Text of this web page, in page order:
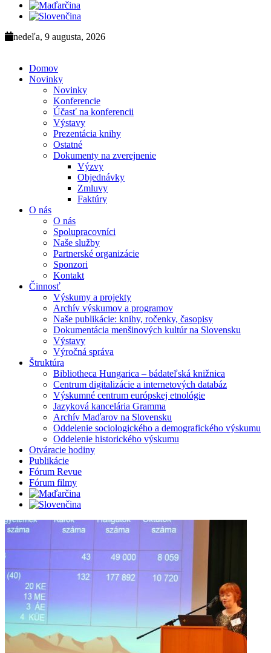
nedeľa, 9 augusta, 2026
Domov
Novinky
Novinky
Konferencie
Účasť na konferencii
Výstavy
Prezentácia knihy
Ostatné
Dokumenty na zverejnenie
Výzvy
Objednávky
Zmluvy
Faktúry
O nás
O nás
Spolupracovníci
Naše služby
Partnerské organizácie
Sponzori
Kontakt
Činnosť
Výskumy a projekty
Archív výskumov a programov
Naše publikácie: knihy, ročenky, časopisy
Dokumentácia menšinových kultúr na Slovensku
Výstavy
Výročná správa
Štruktúra
Bibliotheca Hungarica – bádateľská knižnica
Centrum digitalizácie a internetových databáz
Výskumné centrum európskej etnológie
Jazyková kancelária Gramma
Archív Maďarov na Slovensku
Oddelenie sociologického a demografického výskumu
Oddelenie historického výskumu
Otváracie hodiny
Publikácie
Fórum Revue
Fórum filmy